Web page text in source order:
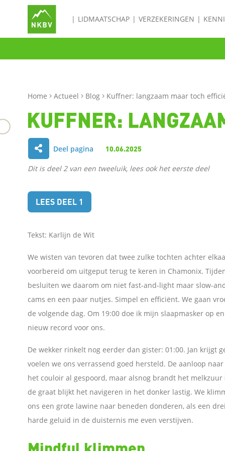
LIDMAATSCHAP VERZEKERINGEN
Home Actueel Blog Kuffner: langzaam maar toch
KUFFNER:
Deel pagina 10.06.2025
e
l
o
p
F
a
c
b
Dit is deel 2 van een tweeluik, lees ook het eerste deel
LEES DEEL 1
Tekst: Karlijn de Wit
We wisten van tevoren dat twee zulke tochten achter
voorbereid om uitgeput terug te keren in Chamonix.
besluiten we daarom om niet fast-and-light maar slow-
cams en een paar nutjes. Simpel en efficiënt. We gaan
de volgende dag. Om 19:00 doe ik mijn slaapmasker op
nieuw record voor ons.
De wekker rinkelt nog eerder dan gister: 01:00. Jan krijgt
voelen we ons verrassend goed hersteld. De aanloop
het couloir al gespoord, maar alsnog brandt het
de graat blijkt het navigeren in het donker lastig. We
ons een grote lawine naar beneden donderen, als een
harde geluid in de duisternis me even verstijven.